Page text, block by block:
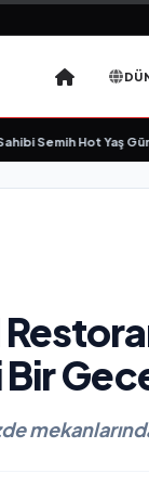
Yaş Gününü